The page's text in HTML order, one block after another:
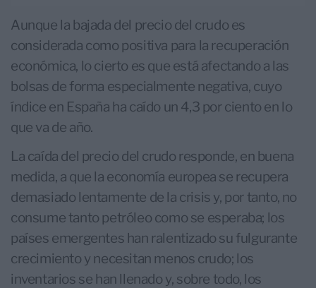
Aunque la bajada del precio del crudo es
considerada como positiva para la recuperación
económica, lo cierto es que está afectando a las
bolsas de forma especialmente negativa, cuyo
índice en España ha caído un 4,3 por ciento en lo
que va de año.
La caída del precio del crudo responde, en buena
medida, a que la economía europea se recupera
demasiado lentamente de la crisis y, por tanto, no
consume tanto petróleo como se esperaba; los
países emergentes han ralentizado su fulgurante
crecimiento y necesitan menos crudo; los
inventarios se han llenado y, sobre todo, los